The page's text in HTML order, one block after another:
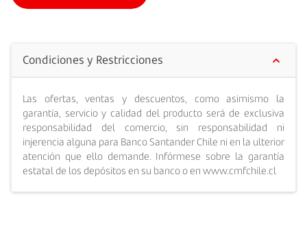
Condiciones y Restricciones
Las ofertas, ventas y descuentos, como asimismo la
garantía, servicio y calidad del producto será de exclusiva
responsabilidad del comercio, sin responsabilidad ni
injerencia alguna para Banco Santander Chile ni en la ulterior
atención que ello demande. Infórmese sobre la garantía
estatal de los depósitos en su banco o en www.cmfchile.cl